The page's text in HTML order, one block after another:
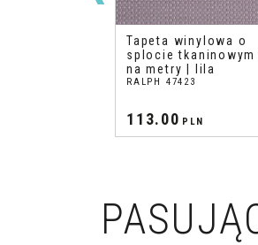
Tapeta winylowa o
splocie tkaninowym |
na metry | lila
RALPH 47423
113.00 PLN